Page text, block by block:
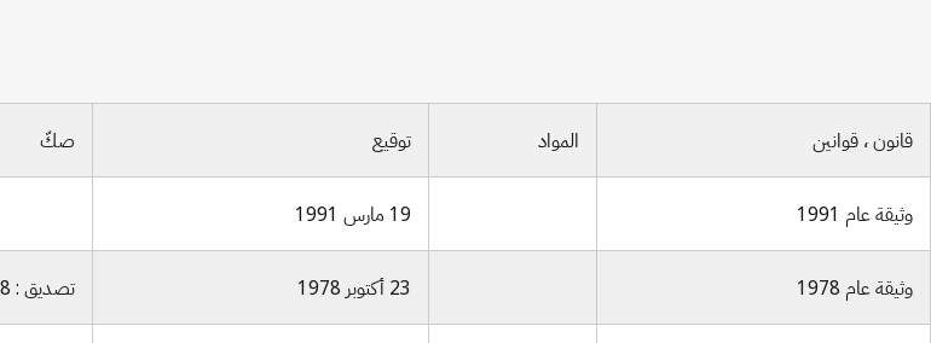
قانون ، قوانين المواد توقيع صكّ
وثيقة عام 1991 19 مارس 1991
وثيقة عام 1978 23 أكتوبر 1978 تصديق : 28 أبريل 1986